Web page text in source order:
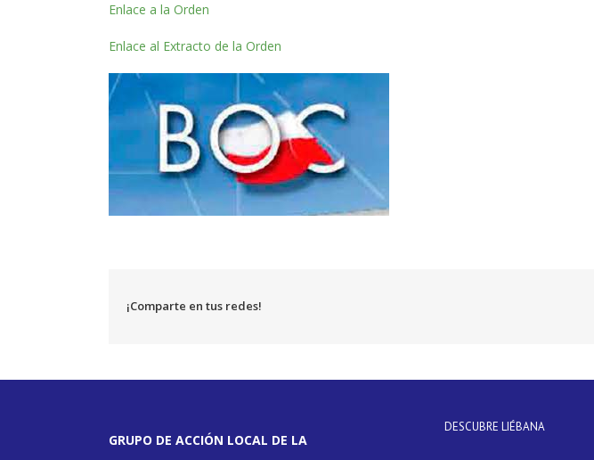
Enlace a la Orden
Enlace al Extracto de la Orden
¡Comparte en tus redes!
GRUPO DE ACCIÓN LOCAL DE LA
DESCUBRE LIÉBANA